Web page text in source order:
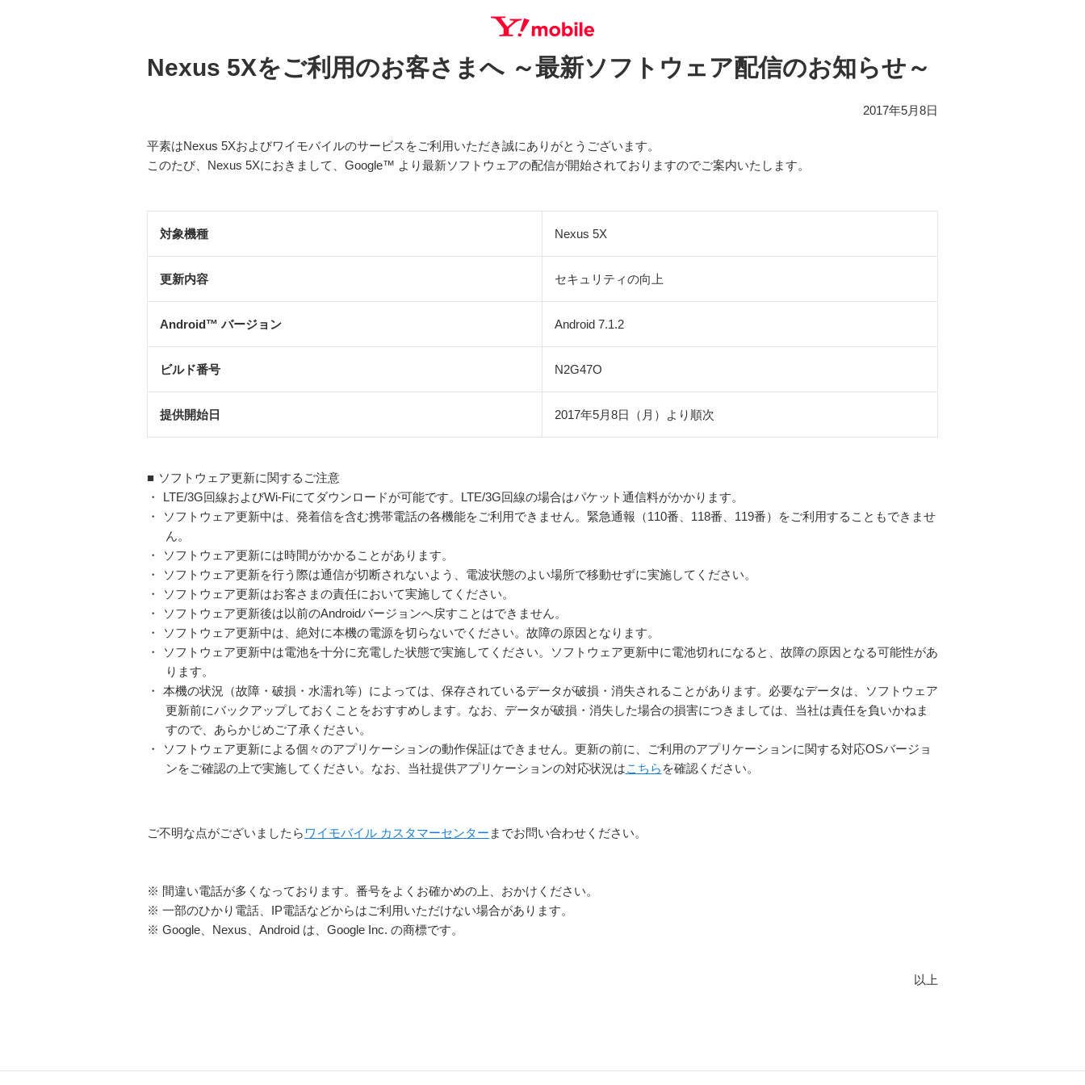
SEARCH
Nexus 5Xをご利用のお客さまへ ～最新ソフトウェア配信のお知らせ～
2017年5月8日
平素はNexus 5Xおよびワイモバイルのサービスをご利用いただき誠にありがとうございます。
このたび、Nexus 5Xにおきまして、Google™ より最新ソフトウェアの配信が開始されておりますのでご案内いたします。
対象機種 Nexus 5X
更新内容 セキュリティの向上
Android™ バージョン Android 7.1.2
ビルド番号 N2G47O
提供開始日 2017年5月8日（月）より順次
■ ソフトウェア更新に関するご注意
・
LTE/3G回線およびWi-Fiにてダウンロードが可能です。LTE/3G回線の場合はパケット通信料がかかります。
・
ソフトウェア更新中は、発着信を含む携帯電話の各機能をご利用できません。緊急通報（110番、118番、119番）をご利用することもできませ
ん。
・
ソフトウェア更新には時間がかかることがあります。
・
ソフトウェア更新を行う際は通信が切断されないよう、電波状態のよい場所で移動せずに実施してください。
・
ソフトウェア更新はお客さまの責任において実施してください。
・
ソフトウェア更新後は以前のAndroidバージョンへ戻すことはできません。
・
ソフトウェア更新中は、絶対に本機の電源を切らないでください。故障の原因となります。
・
ソフトウェア更新中は電池を十分に充電した状態で実施してください。ソフトウェア更新中に電池切れになると、故障の原因となる可能性があ
ります。
・
本機の状況（故障・破損・水濡れ等）によっては、保存されているデータが破損・消失されることがあります。必要なデータは、ソフトウェア
更新前にバックアップしておくことをおすすめします。なお、データが破損・消失した場合の損害につきましては、当社は責任を負いかねま
すので、あらかじめご了承ください。
・
ソフトウェア更新による個々のアプリケーションの動作保証はできません。更新の前に、ご利用のアプリケーションに関する対応OSバージョ
ンをご確認の上で実施してください。なお、当社提供アプリケーションの対応状況はこちら を確認ください。
ご不明な点がございましたら ワイモバイル カスタマーセンター までお問い合わせください。
※ 間違い電話が多くなっております。番号をよくお確かめの上、おかけください。
※ 一部のひかり電話、IP電話などからはご利用いただけない場合があります。
※ Google、Nexus、Android は、Google Inc. の商標です。
以上